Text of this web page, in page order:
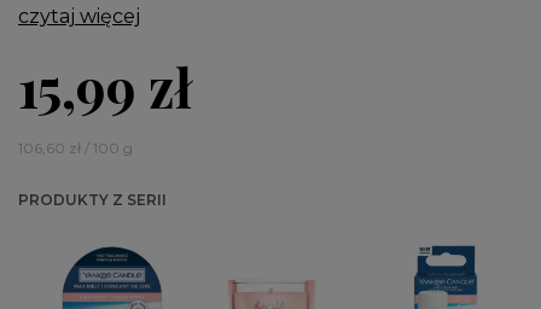
czytaj więcej
15,99 zł
106,60 zł / 100 g
PRODUKTY Z SERII